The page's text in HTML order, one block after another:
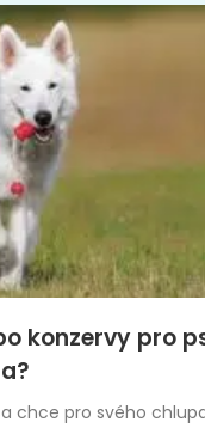
konzervy pro
chce pro svého